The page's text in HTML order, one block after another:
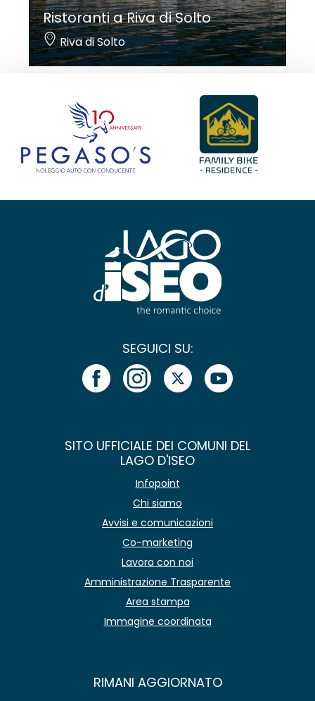
Ristoranti a Riva di Solto
Riva di Solto
SEGUICI SU:
SITO UFFICIALE DEI COMUNI DEL
LAGO D'ISEO
Infopoint
Chi siamo
Avvisi e comunicazioni
Co-marketing
Lavora con noi
Amministrazione Trasparente
Area stampa
Immagine coordinata
RIMANI AGGIORNATO